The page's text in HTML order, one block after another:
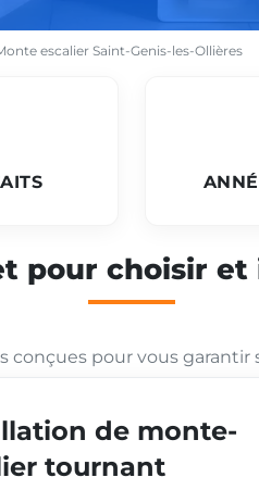
escalier Saint-Genis-les-Ollières
pour choisir
conçues pour vous
de monte-
tournant